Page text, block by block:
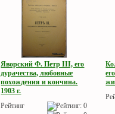
Яворский Ф. Петр III, его
дурачества, любовные
похождения и кончина.
1903 г.
Рейтинг